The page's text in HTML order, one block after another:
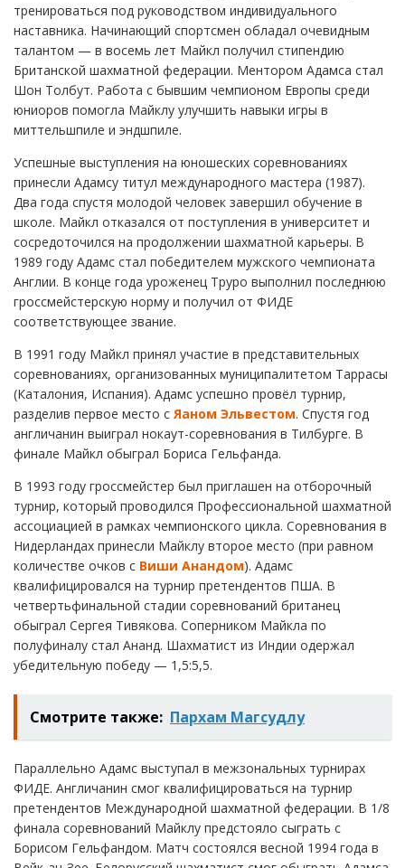
тренироваться под руководством индивидуального
наставника. Начинающий спортсмен обладал очевидным
талантом — в восемь лет Майкл получил стипендию
Британской шахматной федерации. Ментором Адамса стал
Шон Толбут. Работа с бывшим чемпионом Европы среди
юниоров помогла Майклу улучшить навыки игры в
миттельшпиле и эндшпиле.
Успешные выступления на юношеских соревнованиях
принесли Адамсу титул международного мастера (1987).
Два года спустя молодой человек завершил обучение в
школе. Майкл отказался от поступления в университет и
сосредоточился на продолжении шахматной карьеры. В
1989 году Адамс стал победителем мужского чемпионата
Англии. В конце года уроженец Труро выполнил последнюю
гроссмейстерскую норму и получил от ФИДЕ
соответствующее звание.
В 1991 году Майкл принял участие в представительных
соревнованиях, организованных муниципалитетом Таррасы
(Каталония, Испания). Адамс успешно провёл турнир,
разделив первое место с Яаном Эльвестом. Спустя год
англичанин выиграл нокаут-соревнования в Тилбурге. В
финале Майкл обыграл Бориса Гельфанда.
В 1993 году гроссмейстер был приглашен на отборочный
турнир, который проводился Профессиональной шахматной
ассоциацией в рамках чемпионского цикла. Соревнования в
Нидерландах принесли Майклу второе место (при равном
количестве очков с Виши Анандом). Адамс
квалифицировался на турнир претендентов ПША. В
четвертьфинальной стадии соревнований британец
обыграл Сергея Тивякова. Соперником Майкла по
полуфиналу стал Ананд. Шахматист из Индии одержал
убедительную победу — 1,5:5,5.
Смотрите также: Пархам Магсудлу
Параллельно Адамс выступал в межзональных турнирах
ФИДЕ. Англичанин смог квалифицироваться на турнир
претендентов Международной шахматной федерации. В 1/8
финала соревнований Майклу предстояло сыграть с
Борисом Гельфандом. Матч состоялся весной 1994 года в